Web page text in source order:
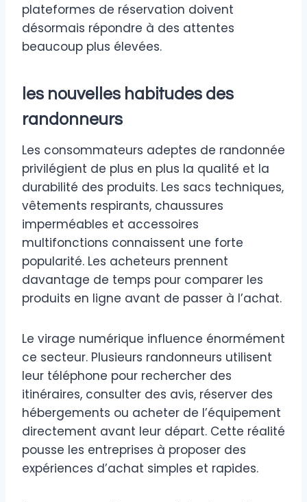
plateformes de réservation doivent
désormais répondre à des attentes
beaucoup plus élevées.
les nouvelles habitudes des
randonneurs
Les consommateurs adeptes de randonnée
privilégient de plus en plus la qualité et la
durabilité des produits. Les sacs techniques,
vêtements respirants, chaussures
imperméables et accessoires
multifonctions connaissent une forte
popularité. Les acheteurs prennent
davantage de temps pour comparer les
produits en ligne avant de passer à l’achat.
Le virage numérique influence énormément
ce secteur. Plusieurs randonneurs utilisent
leur téléphone pour rechercher des
itinéraires, consulter des avis, réserver des
hébergements ou acheter de l’équipement
directement avant leur départ. Cette réalité
pousse les entreprises à proposer des
expériences d’achat simples et rapides.